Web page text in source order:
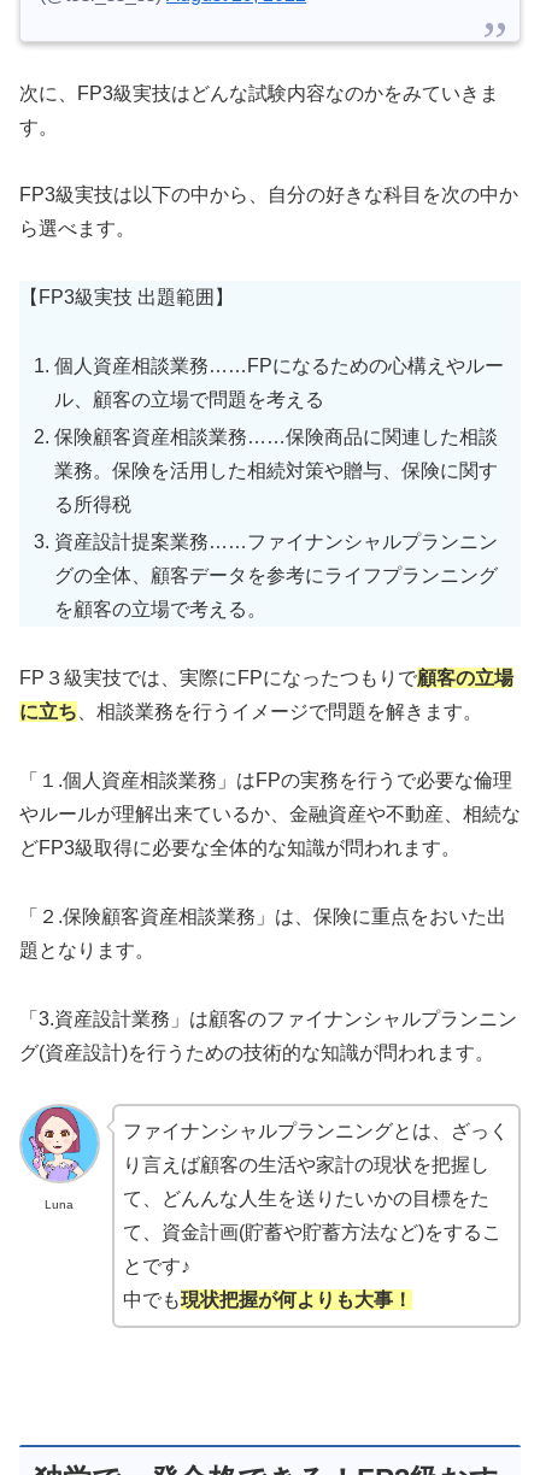
次に、FP3級実技はどんな試験内容なのかをみていきま
す。
FP3級実技は以下の中から、自分の好きな科目を次の中か
ら選べます。
【FP3級実技 出題範囲】
個人資産相談業務……FPになるための心構えやルー
ル、顧客の立場で問題を考える
保険顧客資産相談業務……保険商品に関連した相談
業務。保険を活用した相続対策や贈与、保険に関す
る所得税
資産設計提案業務……ファイナンシャルプランニン
グの全体、顧客データを参考にライフプランニング
を顧客の立場で考える。
FP３級実技では、実際にFPになったつもりで顧客の立場
に立ち 、相談業務を行うイメージで問題を解きます。
「１.個人資産相談業務」はFPの実務を行うで必要な倫理
やルールが理解出来ているか、金融資産や不動産、相続な
どFP3級取得に必要な全体的な知識が問われます。
「２.保険顧客資産相談業務」は、保険に重点をおいた出
題となります。
「3.資産設計業務」は顧客のファイナンシャルプランニン
グ(資産設計)を行うための技術的な知識が問われます。
Luna
ファイナンシャルプランニングとは、ざっく
り言えば顧客の生活や家計の現状を把握し
て、どんんな人生を送りたいかの目標をた
て、資金計画(貯蓄や貯蓄方法など)をするこ
とです♪
中でも現状把握が何よりも大事！